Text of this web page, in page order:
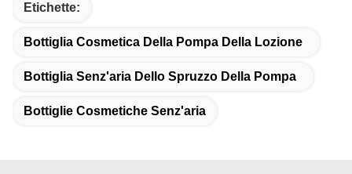
Etichette:
Bottiglia Cosmetica Della Pompa Della Lozione
Bottiglia Senz'aria Dello Spruzzo Della Pompa
Bottiglie Cosmetiche Senz'aria